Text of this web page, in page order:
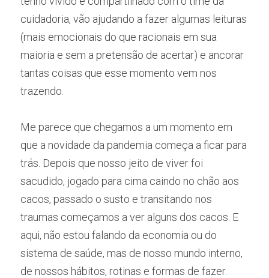
cuidadoria, vão ajudando a fazer algumas leituras
(mais emocionais do que racionais em sua
maioria e sem a pretensão de acertar) e ancorar
tantas coisas que esse momento vem nos
trazendo.
Me parece que chegamos a um momento em
que a novidade da pandemia começa a ficar para
trás. Depois que nosso jeito de viver foi
sacudido, jogado para cima caindo no chão aos
cacos, passado o susto e transitando nos
traumas começamos a ver alguns dos cacos. E
aqui, não estou falando da economia ou do
sistema de saúde, mas de nosso mundo interno,
de nossos hábitos, rotinas e formas de fazer.